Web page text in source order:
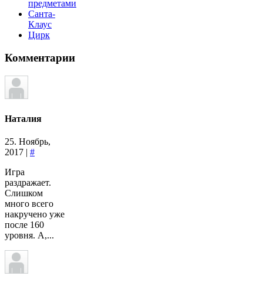
предметами
Санта-
Клаус
Цирк
Комментарии
Наталия
25. Ноябрь,
2017 | #
Игра
раздражает.
Слишком
много всего
накручено уже
после 160
уровня. А,...